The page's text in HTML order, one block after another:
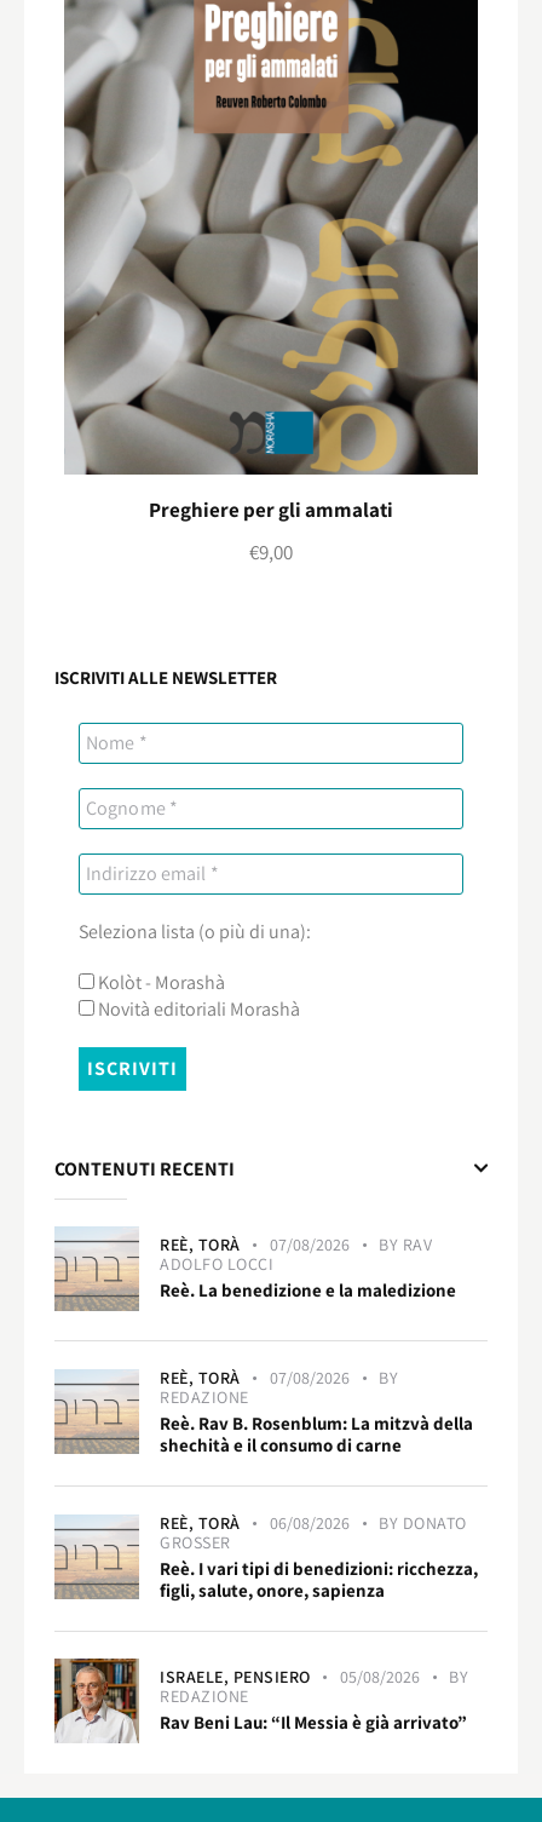
Preghiere per gli ammalati
€9,00
ISCRIVITI ALLE NEWSLETTER
Seleziona lista (o più di una):
Kolòt - Morashà
Novità editoriali Morashà
CONTENUTI RECENTI
REÈ, TORÀ 07/08/2026 BY RAV
ADOLFO LOCCI
Reè. La benedizione e la maledizione
REÈ, TORÀ 07/08/2026
BY
REDAZIONE
Reè. Rav B. Rosenblum: La mitzvà della
shechità e il consumo di carne
REÈ, TORÀ 06/08/2026 BY DONATO
GROSSER
Reè. I vari tipi di benedizioni: ricchezza,
figli, salute, onore, sapienza
ISRAELE, PENSIERO 05/08/2026
BY
REDAZIONE
Rav Beni Lau: “Il Messia è già arrivato”